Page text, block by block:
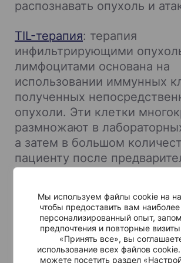
Мы используем файлы cookie на
чтобы предоставить вам
персонализированный опыт,
предпочтения и повторные
«Принять все», вы
использование всех файлов
можете посетить раздел
распознавать опухоль и
TIL-терапия: терапия
инфильтрирующими
лимфоцитами основана на
использовании иммунных
полученных
опухоли. Эти клетки
размножают в
а затем в большом
пациенту после
TIL-терапия доступна лишь
нескольких медицинских
всему миру, и еще меньше
учреждений располагают